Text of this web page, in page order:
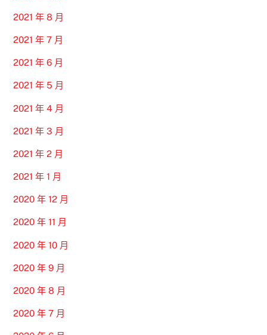
2021 年 8 月
2021 年 7 月
2021 年 6 月
2021 年 5 月
2021 年 4 月
2021 年 3 月
2021 年 2 月
2021 年 1 月
2020 年 12 月
2020 年 11 月
2020 年 10 月
2020 年 9 月
2020 年 8 月
2020 年 7 月